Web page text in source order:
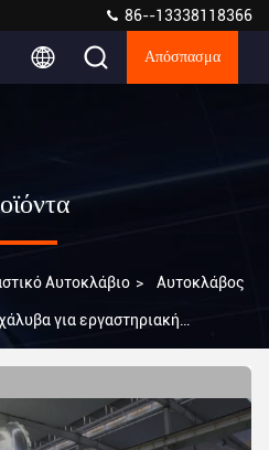
86--13338118366
Απόσπασμα
Αυτοκλάβιο > Αυτοκλάβος
για εργαστηριακή